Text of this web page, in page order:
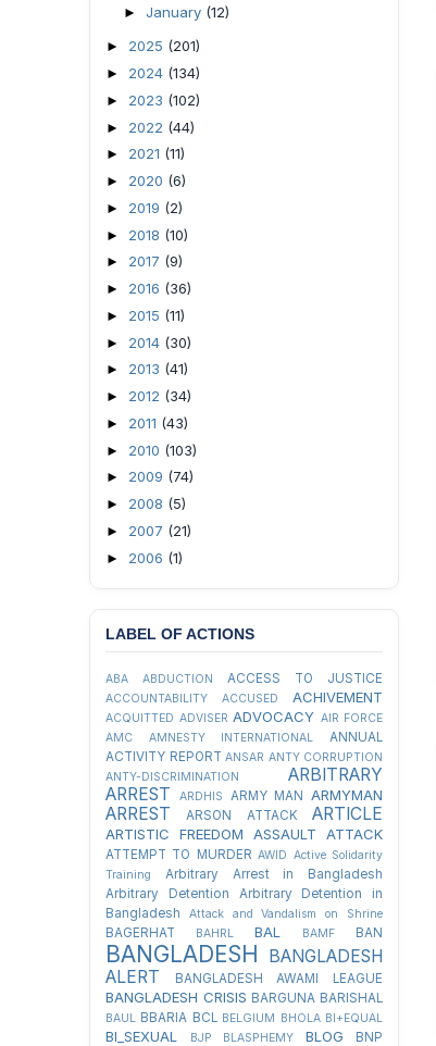
► January (12)
► 2025 (201)
► 2024 (134)
► 2023 (102)
► 2022 (44)
► 2021 (11)
► 2020 (6)
► 2019 (2)
► 2018 (10)
► 2017 (9)
► 2016 (36)
► 2015 (11)
► 2014 (30)
► 2013 (41)
► 2012 (34)
► 2011 (43)
► 2010 (103)
► 2009 (74)
► 2008 (5)
► 2007 (21)
► 2006 (1)
LABEL OF ACTIONS
ABA ABDUCTION ACCESS TO JUSTICE
ACCOUNTABILITY ACCUSED ACHIVEMENT
ACQUITTED ADVISER ADVOCACY AIR FORCE
AMC
AMNESTY INTERNATIONAL
ANNUAL
ACTIVITY REPORT ANSAR ANTY CORRUPTION
ANTY-DISCRIMINATION
ARBITRARY
ARREST
ARDHIS ARMY MAN ARMYMAN
ARREST ARSON ATTACK ARTICLE
ARTISTIC FREEDOM ASSAULT ATTACK
ATTEMPT TO MURDER AWID Active Solidarity
Training
Arbitrary Arrest in Bangladesh
Arbitrary Detention
Arbitrary Detention in
Bangladesh
Attack and Vandalism on Shrine
BAGERHAT BAHRL BAL BAMF BAN
BANGLADESH
BANGLADESH
ALERT
BANGLADESH AWAMI LEAGUE
BANGLADESH CRISIS BARGUNA BARISHAL
BAUL BBARIA BCL BELGIUM BHOLA BI+EQUAL
BI_SEXUAL BJP BLASPHEMY BLOG
BNP